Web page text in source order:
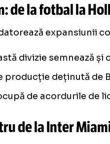
de la fotbal la
expansiunii
divizie semnează
producție deținută de
de acordurile de
de la Inter